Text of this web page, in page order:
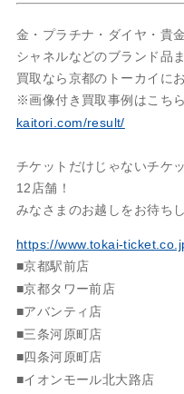
金・プラチナ・ダイヤ・貴
シャネルなどのブランド品ま
買取なら京都のトーカイに
※画像付き買取事例はこち
kaitori.com/result/
チケットだけじゃないチケ
12店舗！
みなさまのお越しをお待ち
https://www.tokai-
■京都駅前店
■京都タワー前店
■アバンティ店
■三条河原町店
■四条河原町店
■イオンモール北大路店